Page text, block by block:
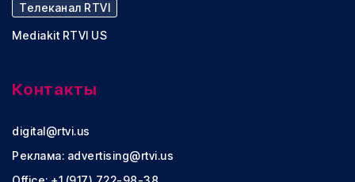
Телеканал RTVI
Mediakit RTVI US
Контакты
digital@rtvi.us
Реклама: advertising@rtvi.us